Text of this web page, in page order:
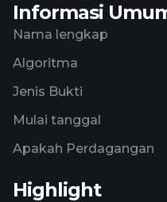
Informasi
Nama lengkap
Algoritma
Jenis Bukti
Mulai tanggal
Apakah Perdagangan
Highlight